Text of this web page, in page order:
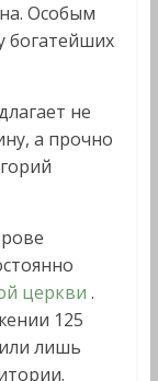
Особым
богатейших
не
а прочно
церкви .
125
лишь